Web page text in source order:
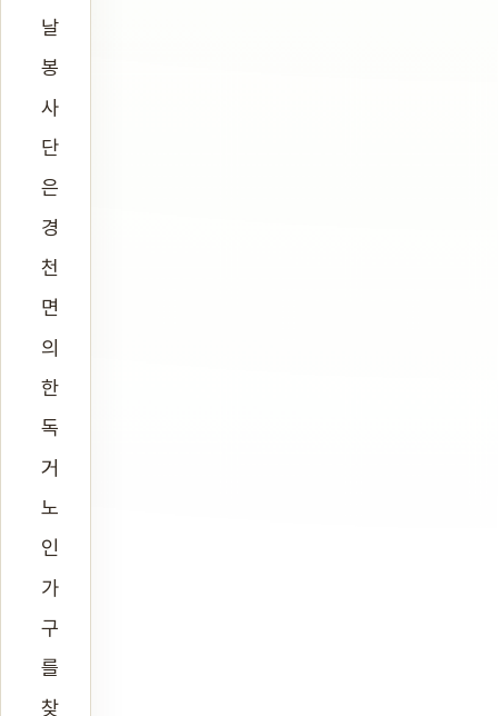
날
봉
사
단
은
경
천
면
의
한
독
거
노
인
가
구
를
찾